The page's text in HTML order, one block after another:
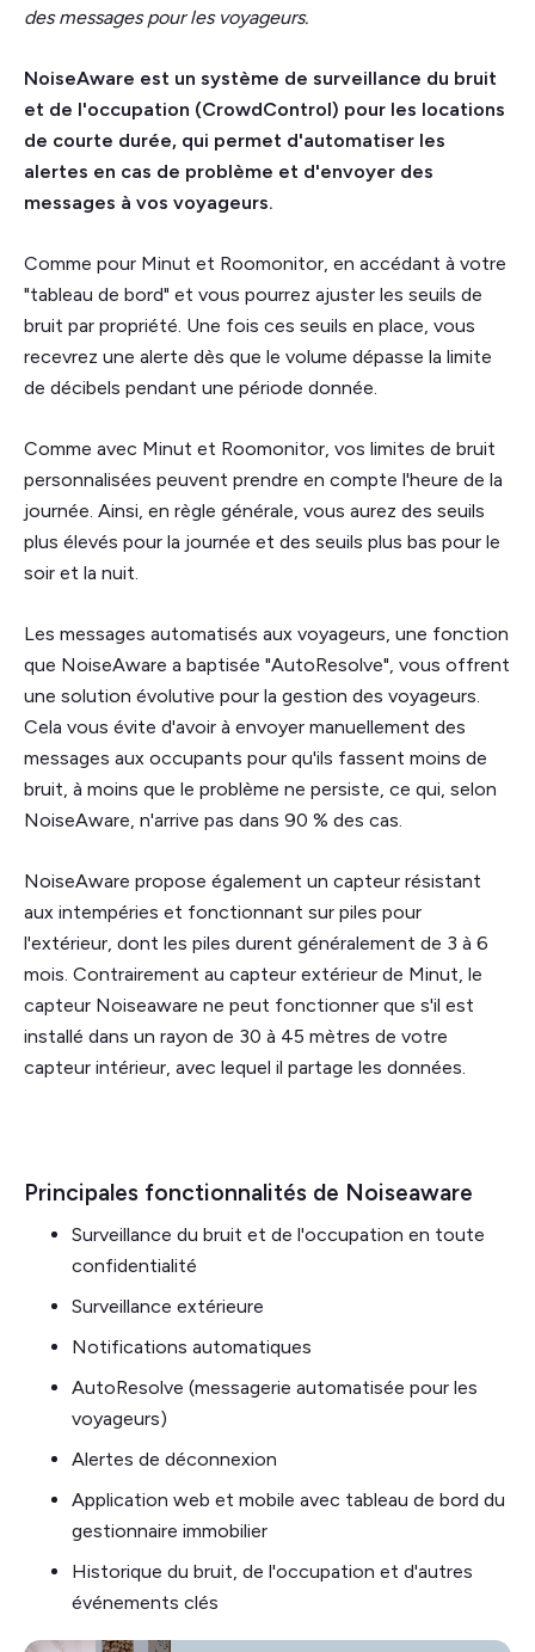
des messages pour les voyageurs.
NoiseAware est un système de surveillance du bruit
et de l'occupation (CrowdControl) pour les locations
de courte durée, qui permet d'automatiser les
alertes en cas de problème et d'envoyer des
messages à vos voyageurs.
Comme pour Minut et Roomonitor, en accédant à votre
"tableau de bord" et vous pourrez ajuster les seuils de
bruit par propriété. Une fois ces seuils en place, vous
recevrez une alerte dès que le volume dépasse la limite
de décibels pendant une période donnée.
Comme avec Minut et Roomonitor, vos limites de bruit
personnalisées peuvent prendre en compte l'heure de la
journée. Ainsi, en règle générale, vous aurez des seuils
plus élevés pour la journée et des seuils plus bas pour le
soir et la nuit.
Les messages automatisés aux voyageurs, une fonction
que NoiseAware a baptisée "AutoResolve", vous offrent
une solution évolutive pour la gestion des voyageurs.
Cela vous évite d'avoir à envoyer manuellement des
messages aux occupants pour qu'ils fassent moins de
bruit, à moins que le problème ne persiste, ce qui, selon
NoiseAware, n'arrive pas dans 90 % des cas.
NoiseAware propose également un capteur résistant
aux intempéries et fonctionnant sur piles pour
l'extérieur, dont les piles durent généralement de 3 à 6
mois. Contrairement au capteur extérieur de Minut, le
capteur Noiseaware ne peut fonctionner que s'il est
installé dans un rayon de 30 à 45 mètres de votre
capteur intérieur, avec lequel il partage les données.
Principales fonctionnalités de Noiseaware
Surveillance du bruit et de l'occupation en toute
confidentialité
Surveillance extérieure
Notifications automatiques
AutoResolve (messagerie automatisée pour les
voyageurs)
Alertes de déconnexion
Application web et mobile avec tableau de bord du
gestionnaire immobilier
Historique du bruit, de l'occupation et d'autres
événements clés